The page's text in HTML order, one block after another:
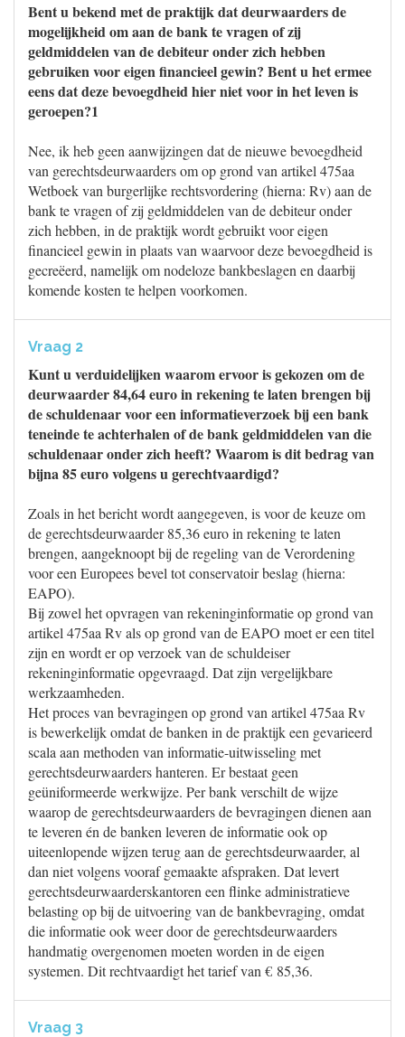
Bent u bekend met de praktijk dat deurwaarders de
mogelijkheid om aan de bank te vragen of zij
geldmiddelen van de debiteur onder zich hebben
gebruiken voor eigen financieel gewin? Bent u het ermee
eens dat deze bevoegdheid hier niet voor in het leven is
geroepen?1
Nee, ik heb geen aanwijzingen dat de nieuwe bevoegdheid
van gerechtsdeurwaarders om op grond van artikel 475aa
Wetboek van burgerlijke rechtsvordering (hierna: Rv) aan de
bank te vragen of zij geldmiddelen van de debiteur onder
zich hebben, in de praktijk wordt gebruikt voor eigen
financieel gewin in plaats van waarvoor deze bevoegdheid is
gecreëerd, namelijk om nodeloze bankbeslagen en daarbij
komende kosten te helpen voorkomen.
Vraag 2
Kunt u verduidelijken waarom ervoor is gekozen om de
deurwaarder 84,64 euro in rekening te laten brengen bij
de schuldenaar voor een informatieverzoek bij een bank
teneinde te achterhalen of de bank geldmiddelen van die
schuldenaar onder zich heeft? Waarom is dit bedrag van
bijna 85 euro volgens u gerechtvaardigd?
Zoals in het bericht wordt aangegeven, is voor de keuze om
de gerechtsdeurwaarder 85,36 euro in rekening te laten
brengen, aangeknoopt bij de regeling van de Verordening
voor een Europees bevel tot conservatoir beslag (hierna:
EAPO).
Bij zowel het opvragen van rekeninginformatie op grond van
artikel 475aa Rv als op grond van de EAPO moet er een titel
zijn en wordt er op verzoek van de schuldeiser
rekeninginformatie opgevraagd. Dat zijn vergelijkbare
werkzaamheden.
Het proces van bevragingen op grond van artikel 475aa Rv
is bewerkelijk omdat de banken in de praktijk een gevarieerd
scala aan methoden van informatie-uitwisseling met
gerechtsdeurwaarders hanteren. Er bestaat geen
geüniformeerde werkwijze. Per bank verschilt de wijze
waarop de gerechtsdeurwaarders de bevragingen dienen aan
te leveren én de banken leveren de informatie ook op
uiteenlopende wijzen terug aan de gerechtsdeurwaarder, al
dan niet volgens vooraf gemaakte afspraken. Dat levert
gerechtsdeurwaarderskantoren een flinke administratieve
belasting op bij de uitvoering van de bankbevraging, omdat
die informatie ook weer door de gerechtsdeurwaarders
handmatig overgenomen moeten worden in de eigen
systemen. Dit rechtvaardigt het tarief van € 85,36.
Vraag 3